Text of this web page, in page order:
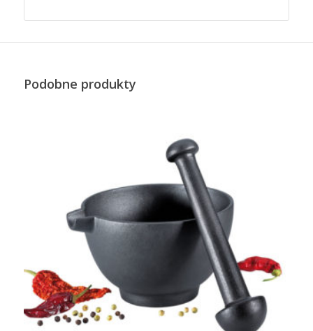
Podobne produkty